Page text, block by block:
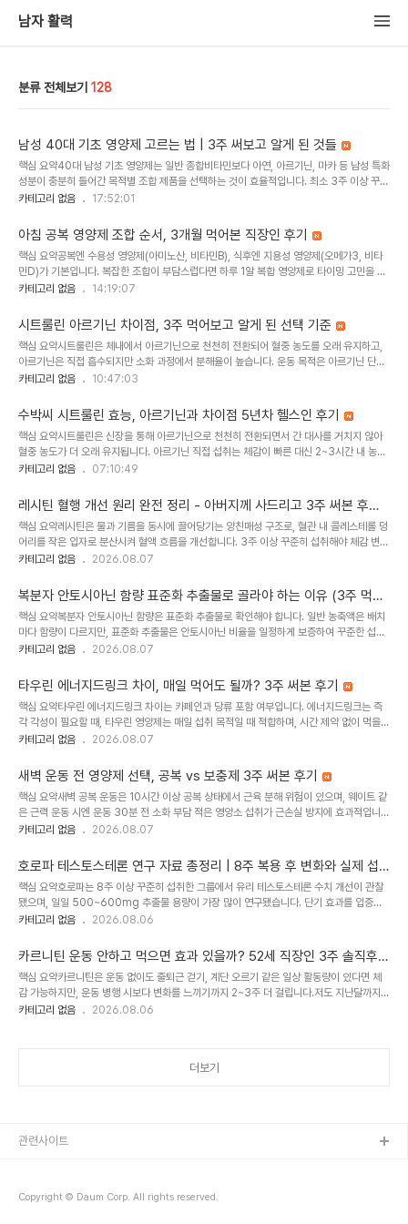
남자 활력
분류 전체보기 128
남성 40대 기초 영양제 고르는 법 | 3주 써보고 알게 된 것들
핵심 요약40대 남성 기초 영양제는 일반 종합비타민보다 아연, 아르기닌, 마카 등 남성 특화
성분이 충분히 들어간 목적별 조합 제품을 선택하는 것이 효율적입니다. 최소 3주 이상 꾸준
히 복용해야 체감 가능합니다.작년 가을 건강검진에서 의사 선생님이 "이제 슬슬 기초 영양
비타민 한 알 정도였는데, 그때부터 본격적으로 남성 40대 기초 영양제를 찾아보기 시작했
어요. 그런데 알아보면 알아볼수록 "왜 진작 제대로 알아보지 않았을까" 싶더라고요. 종합비
타민 하나면 다 될 줄 알았던 제가 좀 순진했던 것 같아요.직장 동료 몇 명한테 물어보니 다들
"그냥 약국 가서 아무거나 사 먹으면 되지 않아?"라고 하더라고요. 저도 처음엔 ..
카테고리 없음 17:52:01
아침 공복 영양제 조합 순서, 3개월 먹어본 직장인 후기
핵심 요약공복엔 수용성 영양제(아미노산, 비타민B), 식후엔 지용성 영양제(오메가3, 비타
민D)가 기본입니다. 복잡한 조합이 부담스럽다면 하루 1알 복합 영양제로 타이밍 고민을 줄
일 수 있습니다.저도 새벽 5시 반에 일어나서 운동하고 출근하는 직장인이에요. 아침 공복
도 되는지 매번 고민되더라고요. 그냥 한꺼번에 물 한 컵에 다 털어넣고 먹었는데, 나중에 알
고 보니까 그게 손해였어요. 흡수율 차이가 꽤 난다는 걸 뒤늦게 알았습니다.특히 새벽에 머
리가 안 돌아갈 때 영양제 종류 구분하는 게 정말 번거롭거든요. 그래서 저는 결국 단순하게
정리하는 방법을 찾았고, 지금은 하루 1알로 루틴을 만들었어요. 3개월째 이렇게 ..
카테고리 없음 14:19:07
시트룰린 아르기닌 차이점, 3주 먹어보고 알게 된 선택 기준
핵심 요약시트룰린은 체내에서 아르기닌으로 천천히 전환되어 혈중 농도를 오래 유지하고,
아르기닌은 직접 흡수되지만 소화 과정에서 분해율이 높습니다. 운동 목적은 아르기닌 단독,
일상 혈행 개선은 시트룰린 복합이 적합합니다.저도 작년 겨울까지만 해도 영양제 성분 같은
먹어도 별 차이를 못 느끼다 보니까, 이게 뭐가 들어간 건지 궁금해지더라고요. 그때 처음 알
게 된 게 시트룰린 아르기닌 차이점이 생각보다 크다는 거였어요. 같은 계열인 줄만 알았는
데, 체내 작용 방식이 완전히 다르더라고요.이 글에서는 제가 3주간 직접 먹어보면서 알게
된 차이점, 언제 어떻게 먹는 게 맞는지, 그리고 단독과 복합 중 어떤 걸 선택해..
카테고리 없음 10:47:03
수박씨 시트룰린 효능, 아르기닌과 차이점 5년차 헬스인 후기
핵심 요약시트룰린은 신장을 통해 아르기닌으로 천천히 전환되면서 간 대사를 거치지 않아
혈중 농도가 더 오래 유지됩니다. 아르기닌 직접 섭취는 체감이 빠른 대신 2~3시간 내 농도
가 떨어지지만, 시트룰린은 운동 1시간 전 섭취 시 전환 시간을 고려해 운동 내내 효과가 지
었어요. 그런데 몇 주 전에 헬스장 탈의실에서 옆 형이 "요즘은 시트룰린이 대세 아니야?"라
고 하더라고요. 퇴근길 지하철에서 수박씨 시트룰린 효능을 검색해보니까 시트룰린이 체내
에서 아르기닌으로 전환된다는 얘기가 있어서, 그게 뭔 차이인지 궁금해서 좀 파보게 됐습니
다. 같은 궁금증 가지신 분들께 제가 찾은 내용과 3주간 직접 먹어본 경험을 정리해봤어요.
헬..
카테고리 없음 07:10:49
레시틴 혈행 개선 원리 완전 정리 - 아버지께 사드리고 3주 써본 후기
핵심 요약레시틴은 물과 기름을 동시에 끌어당기는 양친매성 구조로, 혈관 내 콜레스테롤 덩
어리를 작은 입자로 분산시켜 혈액 흐름을 개선합니다. 3주 이상 꾸준히 섭취해야 체감 변화
가 나타나며, 식후 30분 타이밍에 충분한 물과 함께 복용하는 것이 좋습니다.아버지가 작년
요. 식습관 조절하면서 함께 뭐 좋은 거 없을까 찾아보다가 레시틴이 혈행 개선에 좋다는 얘
기를 들었어요. 그런데 막상 검색해보니까 '유화작용으로 혈행 개선'이라는 말만 나오고, 정
확히 레시틴 혈행 개선 원리가 뭔지는 잘 안 나오더라고요.저도 처음엔 그냥 '기름기 녹인
다'는 정도로만 알고 넘어갔는데, 아버지께 제대로 설명드리려면 좀 더 정확히 알아야겠다
싶었..
카테고리 없음 2026.08.07
복분자 안토시아닌 함량 표준화 추출물로 골라야 하는 이유 (3주 먹어
본 후기)
핵심 요약복분자 안토시아닌 함량은 표준화 추출물로 확인해야 합니다. 일반 농축액은 배치
마다 함량이 다르지만, 표준화 추출물은 안토시아닌 비율을 일정하게 보증하여 꾸준한 섭취
시 신뢰할 수 있습니다.저도 온라인 쇼핑몰에서 복분자 제품 여러 개 놓고 한참 비교했어요.
량 표기도 어떤 제품엔 있고 어떤 제품엔 없고. 알고 보니 그게 제품 고르는 데 제일 중요한
기준이었더라고요.저는 그냥 '복분자 들어갔다'는 말만 보고 샀다가 나중에 다른 제품으로
바꿨어요. 왜 바꿨는지, 어떤 기준으로 골라야 하는지 3주간 먹어보면서 알게 된 걸 정리해
볼게요.온라인 쇼핑몰에서 복분자 제품 비교하던 날복분자 안토시아닌 함량, 왜 표준화 추출
물이어..
카테고리 없음 2026.08.07
타우린 에너지드링크 차이, 매일 먹어도 될까? 3주 써본 후기
핵심 요약타우린 에너지드링크 차이는 카페인과 당류 포함 여부입니다. 에너지드링크는 즉
각 각성이 필요할 때, 타우린 영양제는 매일 섭취 목적일 때 적합하며, 시간 제약 없이 먹을
수 있는 것이 가장 큰 장점입니다.저도 야근할 때마다 편의점에서 에너지드링크를 집어 들었
더라고요. 그래서 타우린 에너지드링크 차이를 검색해봤는데, 알고 보니 생각보다 차이가 컸
어요. 3주 정도 직접 비교해보면서 느낀 점을 정리해봤습니다.야근할 때마다 집던 에너지드
링크타우린 에너지드링크 차이, 정확히 뭐가 다른가요?에너지드링크는 타우린에 카페인과
당류가 함께 들어있고, 타우린 영양제는 타우린만 따로 섭취하는 겁니다. 똑같이 타우린이
들어있는..
카테고리 없음 2026.08.07
새벽 운동 전 영양제 선택, 공복 vs 보충제 3주 써본 후기
핵심 요약새벽 공복 운동은 10시간 이상 공복 상태에서 근육 분해 위험이 있으며, 웨이트 같
은 근력 운동 시엔 운동 30분 전 소화 부담 적은 영양소 섭취가 근손실 방지에 효과적입니
다.새벽 4시 반에 일어나서 운동 가방 챙길 때, 저도 매번 고민이었어요. 새벽 운동 전 영양
이 없을 것 같고, 뭘 먹자니 소화 걱정에 운동 중에 불편할까 봐 망설여졌어요.아내가 "당신
그렇게 운동해봤자 근육 빠진다"고 검색해서 보여준 게 계기였는데, 알고 보니 제가 손해 보
는 방식으로 계속 하고 있었더라고요. 3개월 정도 완전 공복으로 운동했는데, 체중은 줄었어
도 몸이 탄탄해지는 느낌이 전혀 없었거든요.새벽 4시 반, 가방 챙기면서 고민하..
카테고리 없음 2026.08.07
호로파 테스토스테론 연구 자료 총정리 | 8주 복용 후 변화와 실제 섭
취 후기
핵심 요약호로파는 8주 이상 꾸준히 섭취한 그룹에서 유리 테스토스테론 수치 개선이 관찰
됐으며, 일일 500~600mg 추출물 용량이 가장 많이 연구됐습니다. 단기 효과를 입증한
임상 자료는 찾기 어렵습니다.저도 처음엔 그냥 '남성 건강'이라고 써있으면 샀어요. 그런데
찾아보는 습관이 생겼습니다. 이공계 출신이라 그런지 마케팅 문구보다 숫자가 더 믿음이 가
더라고요. 주말마다 카페에서 노트북 펴고 PubMed 검색하는 게 루틴이 됐는데, 호로파만
해도 생각보다 임상시험 결과가 많아서 놀랐습니다.이 글에서는 제가 직접 찾아본 호로파 과
학적 근거와 실제 3개월 동안 먹어본 경험을 함께 정리했어요. 논문과 현실 사이의 간..
카테고리 없음 2026.08.06
카르니틴 운동 안하고 먹으면 효과 있을까? 52세 직장인 3주 솔직후기
핵심 요약카르니틴은 운동 없이도 출퇴근 걷기, 계단 오르기 같은 일상 활동량이 있다면 체
감 가능하지만, 운동 병행 시보다 변화를 느끼기까지 2~3주 더 걸립니다.저도 지난달까지만
해도 "운동도 안 하는데 카르니틴 운동 안하고 먹으면 뭐하나" 생각했던 사람이에요. 점심시
직장인인 제가 3주간 먹어보면서 느낀 걸 솔직하게 정리해봤습니다.점심시간에 동료가 추천
카테고리 없음 2026.08.06
더보기
Copyright © Daum Corp. All rights reserved.
관련사이트